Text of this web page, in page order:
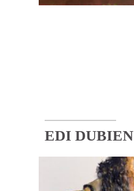
EDI DUBIEN